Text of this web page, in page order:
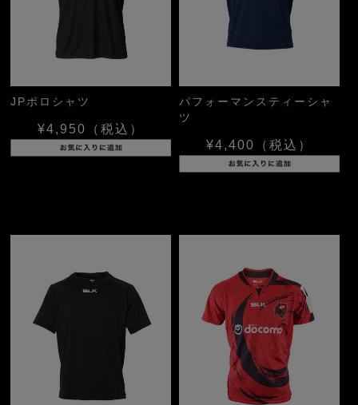
JPポロシャツ
¥4,950 （税込）
パフォーマンスティーシャ
ツ
¥4,400 （税込）